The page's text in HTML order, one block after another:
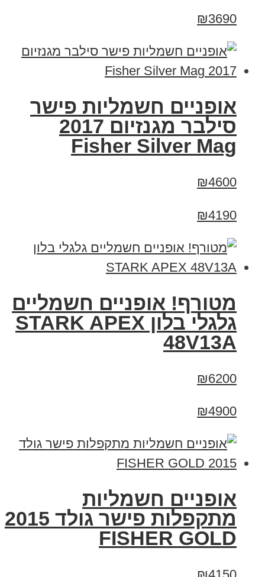
₪3690
אופניים חשמליות פישר
סילבר מגנזיום 2017
Fisher Silver Mag
₪4600
₪4190
מטורף! אופניים חשמליים
גלגלי בלון STARK APEX
48V13A
₪6200
₪4900
אופניים חשמליות
מתקפלות פישר גולד 2015
FISHER GOLD